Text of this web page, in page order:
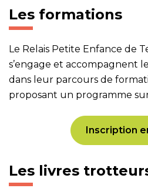
Les formations
Le Relais Petite Enfance de
s’engage et accompagnent
dans leur parcours de
proposant un programme sur
Inscription
Les livres